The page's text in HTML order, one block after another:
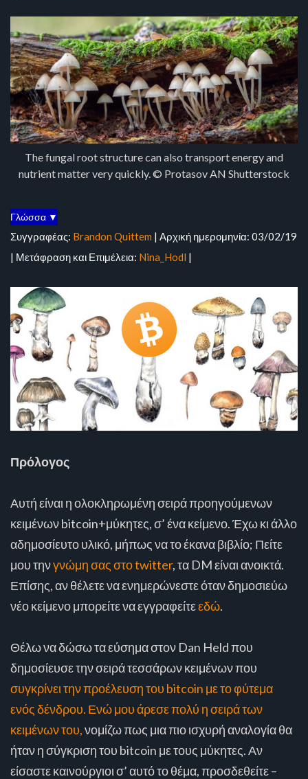
The fungal root structure can also transport energy and
nutrient matter very quickly. © Protasov AN Shutterstock
Γλώσσα ▼
Συγγραφέας: Brandon Quittem | Αρχική ημερομηνία: 03/02/19
| Μετάφραση και Επιμέλεια: Nina_Hodl |
Πρόλογος
Αυτή είναι η ολοκληρωμένη σειρά προηγούμενων
κειμένων bitcoin+μύκητες, σ’ ένα κείμενο. Έχω κι άλλο
αδημοσίευτο υλικό, μήπως να το έκανα βιβλίο; Πείτε
μου τηνγνώμη σας στο twitter, τα DM είναι ανοικτά.
Επίσης, αν θέλετε να ενημερώνεστε όταν δημοσιεύω
νέο κείμενο μπορείτε να εγγραφείτεεδώ.
Θέλω να δώσω τα εύσημα στον Dan Held που
δημοσίευσε την σειρά τεσσάρων κειμένων που
συγκρίνει την προέλευση του bitcoin με το φύτεμα
ενός δένδρου. Ενώ μου άρεσε πολύ η σειρά των
κειμένων του,νομίζω πως μια πιο ισχυρή αναλογία θα
ήταν η σύγκριση του bitcoin με τους μύκητες. Αν
είσαστε καινούργιοι σ’ αυτό το θέμα, προσδεθείτε –